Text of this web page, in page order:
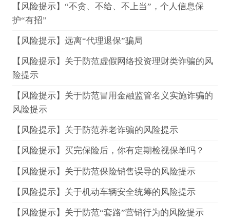
【风险提示】“不贪、不给、不上当”，个人信息保
护“有招”
【风险提示】远离“代理退保”骗局
【风险提示】关于防范虚假网络投资理财类诈骗的风
险提示
【风险提示】关于防范冒用金融监管名义实施诈骗的
风险提示
【风险提示】关于防范养老诈骗的风险提示
【风险提示】买完保险后，你有定期检视保单吗？
【风险提示】关于防范保险销售误导的风险提示
【风险提示】关于机动车辆安全统筹的风险提示
【风险提示】关于防范“套路”营销行为的风险提示